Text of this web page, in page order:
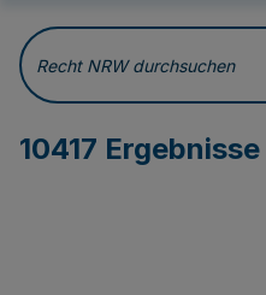
Recht NRW durchsuchen
10417 Ergebnisse